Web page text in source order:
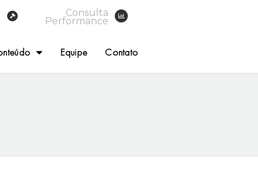
Consulta
Performance
Equipe Contato